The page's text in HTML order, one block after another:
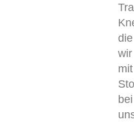
die
wir
mit
bei